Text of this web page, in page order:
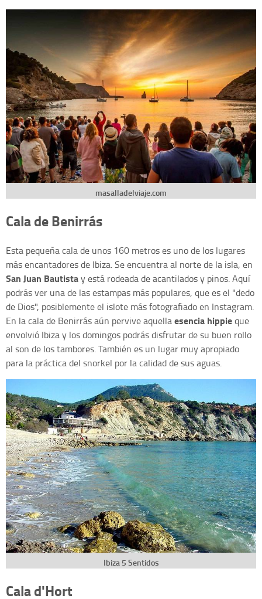
masalladelviaje.com
Cala de Benirrás
Esta pequeña cala de unos 160 metros es uno de los lugares
más encantadores de Ibiza. Se encuentra al norte de la isla, en
San Juan Bautistay está rodeada de acantilados y pinos. Aquí
podrás ver una de las estampas más populares, que es el "dedo
de Dios", posiblemente el islote más fotografiado en Instagram.
En la cala de Benirrás aún pervive aquellaesencia hippieque
envolvió Ibiza y los domingos podrás disfrutar de su buen rollo
al son de los tambores. También es un lugar muy apropiado
para la práctica del snorkel por la calidad de sus aguas.
Ibiza 5 Sentidos
Cala d'Hort